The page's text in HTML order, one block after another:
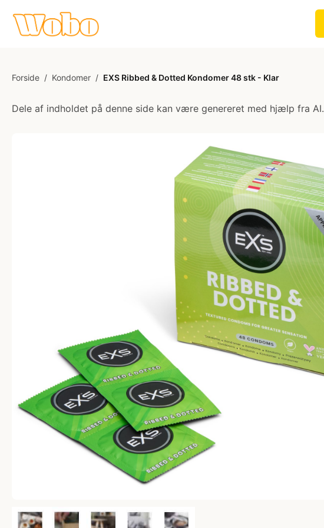
Forside / Kondomer / EXS Ribbed & Dotted Kondomer 48 stk - Klar
Dele af indholdet på denne side kan være genereret med hjælp fra AI.